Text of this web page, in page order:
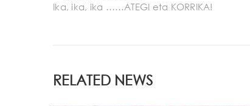
Ika, ika, ika ……ATEGI eta KORRIKA!
RELATED NEWS